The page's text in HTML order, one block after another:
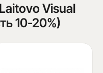
Visual
10-20%)